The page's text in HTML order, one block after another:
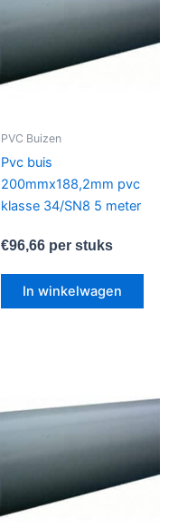
PVC Buizen
Pvc buis
200mmx188,2mm pvc
klasse 34/SN8 5 meter
€96,66per stuks
In winkelwagen